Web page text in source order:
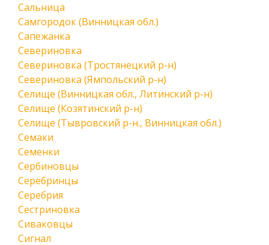
Сальница
Самгородок (Винницкая обл.)
Сапежанка
Севериновка
Севериновка (Тростянецкий р-н)
Севериновка (Ямпольский р-н)
Селище (Винницкая обл., Литинский р-н)
Селище (Козятинский р-н)
Селище (Тывровский р-н., Винницкая обл.)
Семаки
Семенки
Сербиновцы
Серебринцы
Серебрия
Сестриновка
Сиваковцы
Сигнал